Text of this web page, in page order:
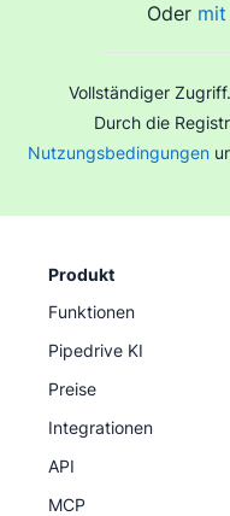
Oder
Vollständiger
Durch die
Nutzungsbedingungen
Produkt
Funktionen
Pipedrive KI
Preise
Integrationen
API
MCP